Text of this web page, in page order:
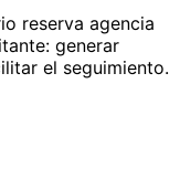
reserva agencia
generar
el seguimiento.